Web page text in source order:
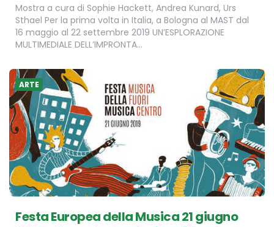
Mostra a cura di Sophie Hackett, Andrea Kunard, Urs
Sthael Per la prima volta in Italia, a Bologna al MAST dal
16 maggio al 22 settembre 2019 UN’ESPLORAZIONE
MULTIMEDIALE DELL’IMPRONTA…
ARTE
​Festa Europea della Musica 21 giugno